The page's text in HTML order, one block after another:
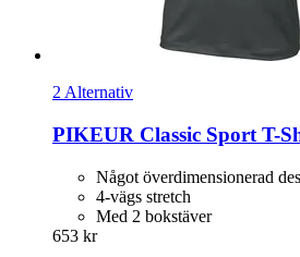
2 Alternativ
PIKEUR Classic Sport T-​
Något överdimensionerad
4-vägs stretch
Med 2 bokstäver
653 kr